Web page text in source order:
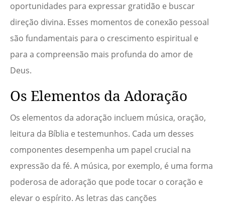
oportunidades para expressar gratidão e buscar
direção divina. Esses momentos de conexão pessoal
são fundamentais para o crescimento espiritual e
para a compreensão mais profunda do amor de
Deus.
Os Elementos da Adoração
Os elementos da adoração incluem música, oração,
leitura da Bíblia e testemunhos. Cada um desses
componentes desempenha um papel crucial na
expressão da fé. A música, por exemplo, é uma forma
poderosa de adoração que pode tocar o coração e
elevar o espírito. As letras das canções